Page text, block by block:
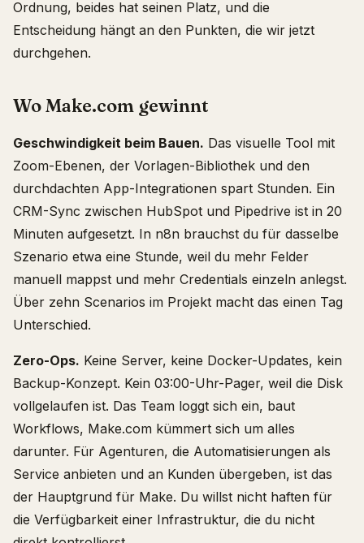
Ordnung, beides hat seinen Platz, und die
Entscheidung hängt an den Punkten, die wir jetzt
durchgehen.
Wo Make.com gewinnt
Geschwindigkeit beim Bauen. Das visuelle Tool mit
Zoom-Ebenen, der Vorlagen-Bibliothek und den
durchdachten App-Integrationen spart Stunden. Ein
CRM-Sync zwischen HubSpot und Pipedrive ist in 20
Minuten aufgesetzt. In n8n brauchst du für dasselbe
Szenario etwa eine Stunde, weil du mehr Felder
manuell mappst und mehr Credentials einzeln anlegst.
Über zehn Scenarios im Projekt macht das einen Tag
Unterschied.
Zero-Ops. Keine Server, keine Docker-Updates, kein
Backup-Konzept. Kein 03:00-Uhr-Pager, weil die Disk
vollgelaufen ist. Das Team loggt sich ein, baut
Workflows, Make.com kümmert sich um alles
darunter. Für Agenturen, die Automatisierungen als
Service anbieten und an Kunden übergeben, ist das
der Hauptgrund für Make. Du willst nicht haften für
die Verfügbarkeit einer Infrastruktur, die du nicht